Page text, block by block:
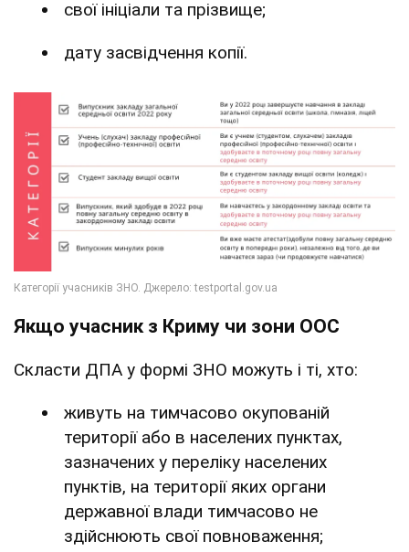
свої ініціали та прізвище;
дату засвідчення копії.
Якщо учасник з Криму чи зони ООС
Скласти ДПА у формі ЗНО можуть і ті, хто:
живуть на тимчасово окупованій
території або в населених пунктах,
зазначених у переліку населених
пунктів, на території яких органи
державної влади тимчасово не
здійснюють свої повноваження;